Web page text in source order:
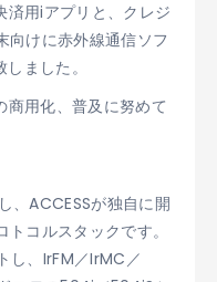
済用iアプリと、クレジ
向けに赤外線通信ソフ
ました。
商用化、普及に努めて
、ACCESSが独自に開
コルスタックです。
、IrFM／IrMC／